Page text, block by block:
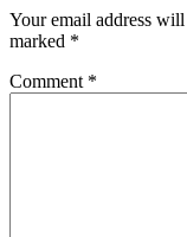
Your email address
marked *
Comment *